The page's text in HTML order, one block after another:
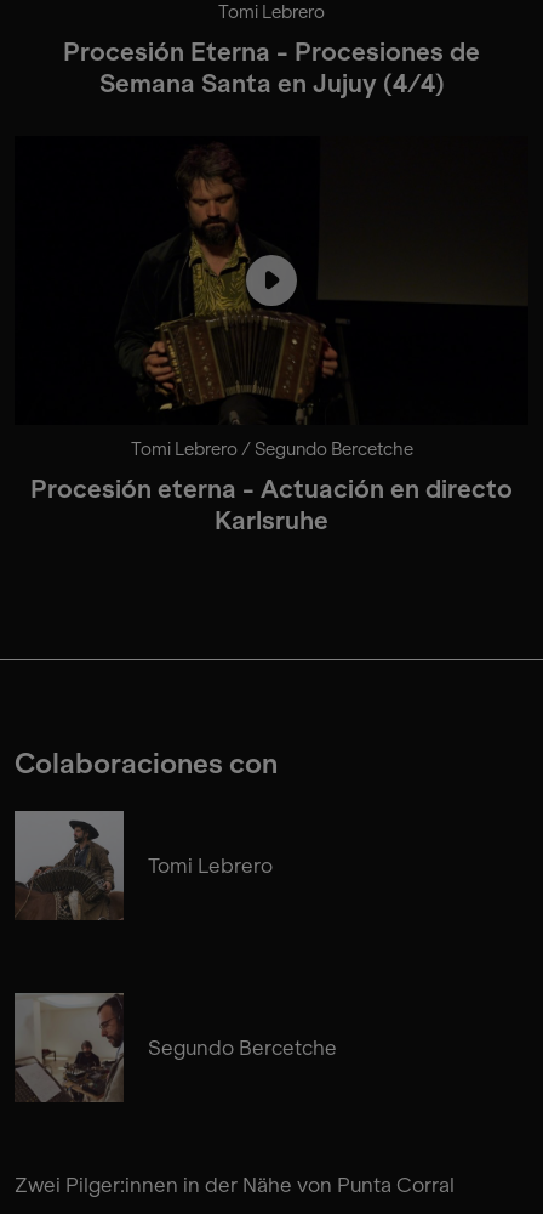
Tomi Lebrero
Procesión Eterna - Procesiones de
Semana Santa en Jujuy (4/4)
Tomi Lebrero / Segundo Bercetche
Procesión eterna - Actuación en directo
Karlsruhe
Colaboraciones con
Tomi Lebrero
Segundo Bercetche
Zwei Pilger:innen in der Nähe von Punta Corral